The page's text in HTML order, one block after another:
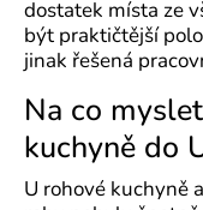
dostatek místa ze
být praktičtější
jinak řešená
Na co
kuchyně do
U rohové kuchyně a